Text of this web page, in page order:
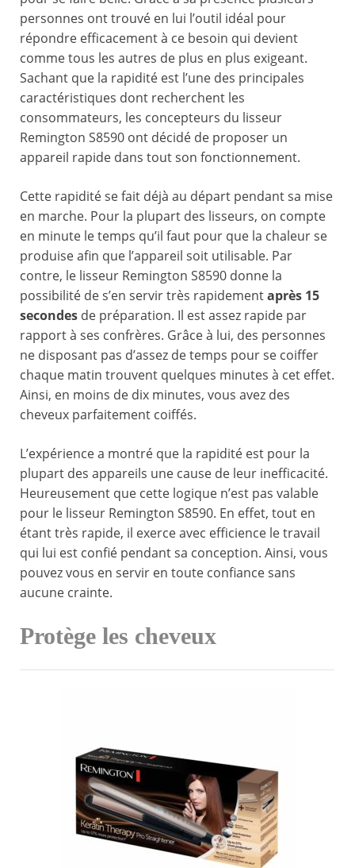
personnes ont trouvé en lui l’outil idéal pour
répondre efficacement à ce besoin qui devient
comme tous les autres de plus en plus exigeant.
Sachant que la rapidité est l’une des principales
caractéristiques dont recherchent les
consommateurs, les concepteurs du lisseur
Remington S8590 ont décidé de proposer un
appareil rapide dans tout son fonctionnement.
Cette rapidité se fait déjà au départ pendant sa mise
en marche. Pour la plupart des lisseurs, on compte
en minute le temps qu’il faut pour que la chaleur se
produise afin que l’appareil soit utilisable. Par
contre, le lisseur Remington S8590 donne la
possibilité de s’en servir très rapidementaprès 15
secondes de préparation. Il est assez rapide par
rapport à ses confrères. Grâce à lui, des personnes
ne disposant pas d’assez de temps pour se coiffer
chaque matin trouvent quelques minutes à cet effet.
Ainsi, en moins de dix minutes, vous avez des
cheveux parfaitement coiffés.
L’expérience a montré que la rapidité est pour la
plupart des appareils une cause de leur inefficacité.
Heureusement que cette logique n’est pas valable
pour le lisseur Remington S8590. En effet, tout en
étant très rapide, il exerce avec efficience le travail
qui lui est confié pendant sa conception. Ainsi, vous
pouvez vous en servir en toute confiance sans
aucune crainte.
Protège les cheveux